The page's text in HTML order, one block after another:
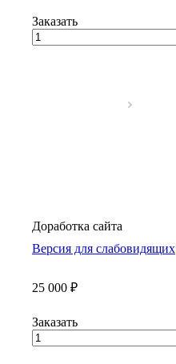
Заказать
Доработка сайта
Версия для слабовидящих
25 000 ₽
Заказать